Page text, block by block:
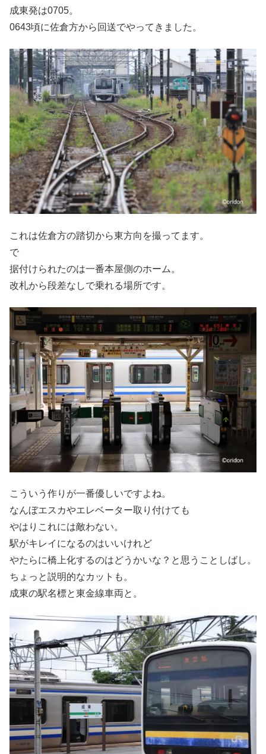
成東発は0705。
0643頃に佐倉方から回送でやってきました。
これは佐倉方の踏切から東方向を撮ってます。
で
据付けられたのは一番本屋側のホーム。
改札から段差なしで乗れる場所です。
こういう作りが一番優しいですよね。
なんぼエスカやエレベーター取り付けても
やはりこれには敵わない。
駅がキレイになるのはいいけれど
やたらに橋上化するのはどうかいな？と思うことしばし。
ちょっと説明的なカットも。
成東の駅名標と東金線車両と。